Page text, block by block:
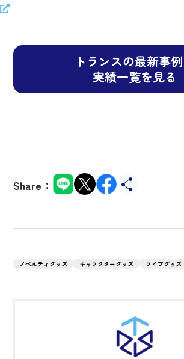
トランスの最新事例
実績一覧を見る
Share：
ノベルティグッズ キャラクターグッズ ライブグッズ